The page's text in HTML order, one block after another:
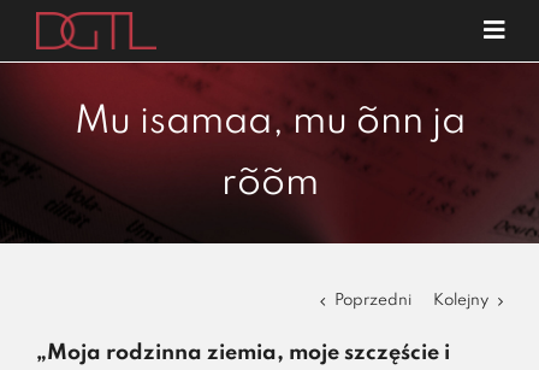
Przejdź
specjalizacje
publikacje
Mu isamaa, mu õnn ja
rõõm
Poprzedni Kolejny
„Moja rodzinna ziemia, moje szczęście i